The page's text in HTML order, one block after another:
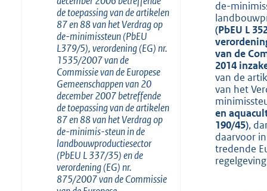
de toepassing van de artikelen
87 en 88 van het Verdrag op
de-minimissteun(PbEU
L379/5), verordening (EG) nr.
1535/2007 van de
Commissie van de Europese
Gemeenschappen van 20
december 2007 betreffende
de toepassing van de artikelen
87 en 88 van het Verdrag op
de-minimis-steunin de
landbouwproductiesector
(PbEU L 337/35) en de
verordening (EG) nr.
875/2007 van de Commissie
de-
(PbEU L
van de
2014
van de
van het
en
190/45),
daarvoor
tredende